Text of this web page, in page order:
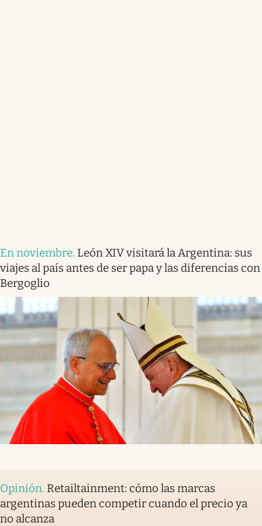
En noviembre. León XIV visitará la Argentina: sus
viajes al país antes de ser papa y las diferencias con
Bergoglio
Opinión. Retailtainment: cómo las marcas
argentinas pueden competir cuando el precio ya
no alcanza